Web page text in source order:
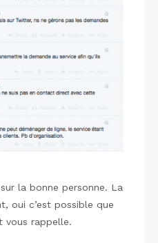
la bonne personne. La
oui c’est possible que
vous rappelle.